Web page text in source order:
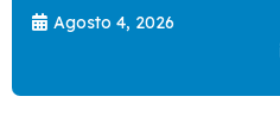
Agosto 4, 2026